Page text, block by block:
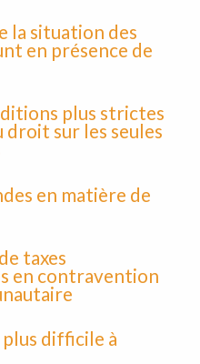
la situation des
en présence de
plus strictes
sur les seules
en matière de
taxes
en contravention
difficile à